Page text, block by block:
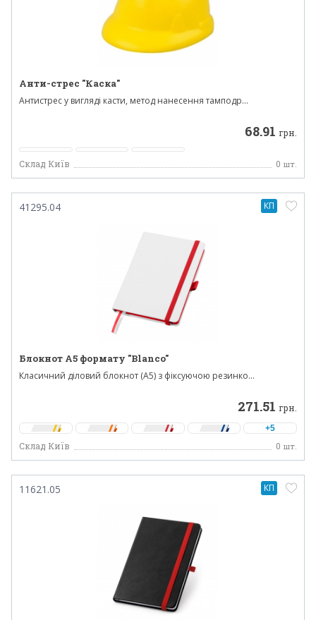
Анти-стрес "Каска"
Антистрес у вигляді касти, метод нанесення тамподр...
68.91 грн.
Склад Київ 0 шт.
41295.04
Блокнот A5 формату "Blanco"
Класичний діловий блокнот (А5) з фіксуючою резинко...
271.51 грн.
+5
Склад Київ 0 шт.
КП
11621.05 КП